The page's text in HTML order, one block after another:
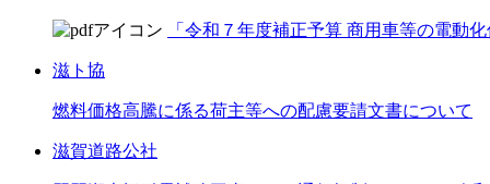
「令和７年度補正予算 商用車等の電動
滋ト協
燃料価格高騰に係る荷主等への配慮要請文書について
滋賀道路公社